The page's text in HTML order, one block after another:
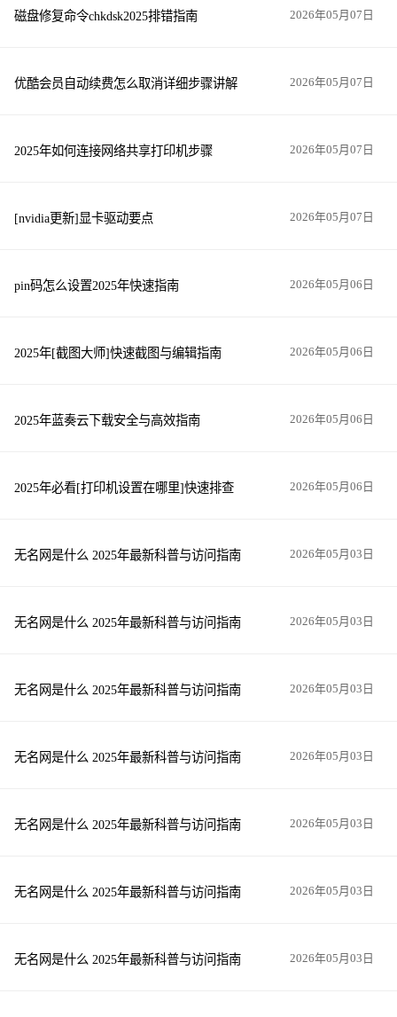
磁盘修复命令chkdsk2025排错指南 2026年05月07日
优酷会员自动续费怎么取消详细步骤讲解 2026年05月07日
2025年如何连接网络共享打印机步骤 2026年05月07日
[nvidia更新]显卡驱动要点 2026年05月07日
pin码怎么设置2025年快速指南 2026年05月06日
2025年[截图大师]快速截图与编辑指南 2026年05月06日
2025年蓝奏云下载安全与高效指南 2026年05月06日
2025年必看[打印机设置在哪里]快速排查 2026年05月06日
无名网是什么 2025年最新科普与访问指南 2026年05月03日
无名网是什么 2025年最新科普与访问指南 2026年05月03日
无名网是什么 2025年最新科普与访问指南 2026年05月03日
无名网是什么 2025年最新科普与访问指南 2026年05月03日
无名网是什么 2025年最新科普与访问指南 2026年05月03日
无名网是什么 2025年最新科普与访问指南 2026年05月03日
无名网是什么 2025年最新科普与访问指南 2026年05月03日